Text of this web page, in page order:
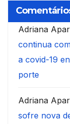
Adriana
continua
a covid-19
porte
Adriana
sofre nova